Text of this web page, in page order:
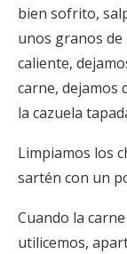
bien sofrito,
unos granos
caliente,
carne, dejamos
la cazuela
Limpiamos los
sartén con un
Cuando la
utilicemos,